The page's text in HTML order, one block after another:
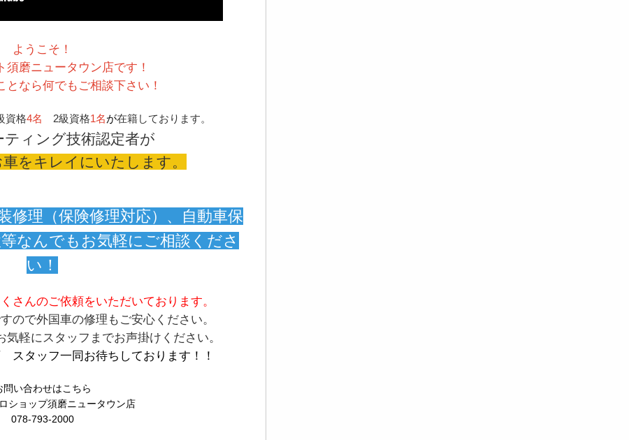
ようこそ！
須磨ニュータウン店です！
となら何でもご相談下さい！
資格4名 2級資格1名が在籍しております。
ティング技術認定者が
をキレイにいたします。
修理（保険修理対応）、自動車保
なんでもお気軽にご相談くださ
い！
さんのご依頼をいただいております。
ので外国車の修理もご安心ください。
軽にスタッフまでお声掛けください。
スタッフ一同お待ちしております！！
問い合わせはこちら
ショップ須磨ニュータウン店
078-793-2000